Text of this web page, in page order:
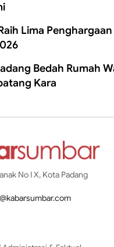
Lima
Bedah Rumah
Kara
No I X, Kota Padang